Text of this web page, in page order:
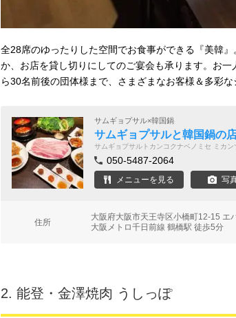
全28席のゆったりした空間でお食事ができる『美韓
か、お店を貸し切りにしてのご宴会も承ります。お
ら30名前後の団体様まで、さまざまなお客様＆多彩
サムギョプサル×韓国鍋
サムギョプサルと韓国鍋の
サムギョプサルトカンコクナベノミセ ミカン
050-5487-2064
メニューを見る 写
住所
大阪府大阪市天王寺区小橋町12-15
大阪メトロ千日前線 鶴橋駅 徒歩5分
2. 能登・金澤焼肉 うしっぽ